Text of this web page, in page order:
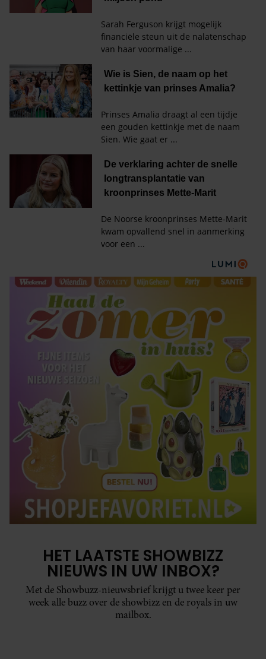
HET LAATSTE SHOWBIZZ
NIEUWS IN UW INBOX?
Met de Showbuzz-nieuwsbrief krijgt u twee keer per
week alle buzz over de showbizz en de royals in uw
mailbox.